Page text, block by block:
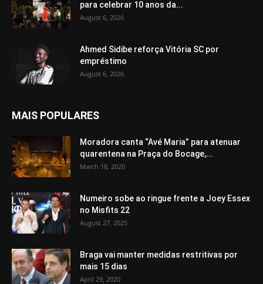
para celebrar 10 anos da...
August 6, 2026
Ahmed Sidibe reforça Vitória SC por
empréstimo
August 6, 2026
MAIS POPULARES
Moradora canta “Avé Maria” para atenuar
quarentena na Praça do Bocage,...
March 18, 2020
Numeiro sobe ao ringue frente a Joey Essex
no Misfits 22
August 27, 2025
Braga vai manter medidas restritivas por
mais 15 dias
April 29, 2020